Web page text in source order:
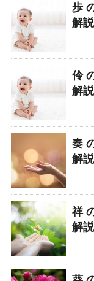
歩
解説
伶
解説
奏
解説
祥
解説